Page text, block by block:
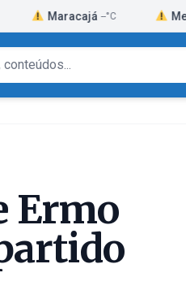
Maracajá --°C Meleiro --°C
Ermo